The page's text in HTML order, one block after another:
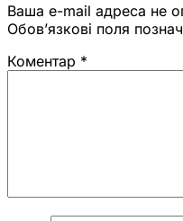
Ваша e-mail адреса не
Обов’язкові поля
Коментар *